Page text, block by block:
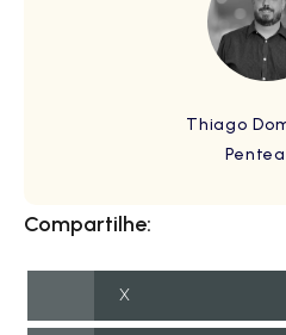
Thiago
Compartilhe:
X